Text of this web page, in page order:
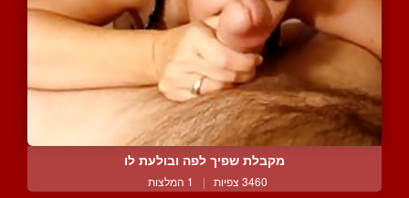
מקבלת שפיך לפה ובולעת לו
3460 צפיות | 1 המלצות